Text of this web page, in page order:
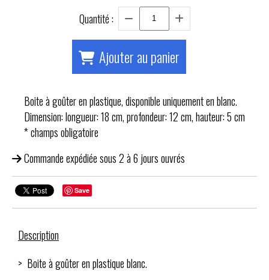
Quantité :
Ajouter au panier
Boite à goûter en plastique, disponible uniquement en blanc.
Dimension: longueur: 18 cm, profondeur: 12 cm, hauteur: 5 cm
* champs obligatoire
Commande expédiée sous 2 à 6 jours ouvrés
Save
Description
> Boite à goûter en plastique blanc.